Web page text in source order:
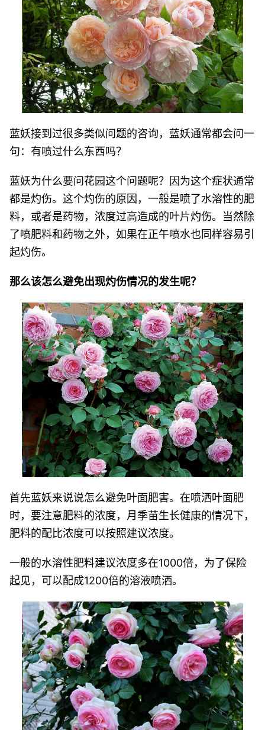
蓝妖接到过很多类似问题的咨询，蓝妖通常都会问一
句：有喷过什么东西吗？
蓝妖为什么要问花园这个问题呢？因为这个症状通常
都是灼伤。这个灼伤的原因，一般是喷了水溶性的肥
料，或者是药物，浓度过高造成的叶片灼伤。当然除
了喷肥料和药物之外，如果在正午喷水也同样容易引
起灼伤。
那么该怎么避免出现灼伤情况的发生呢？
首先蓝妖来说说怎么避免叶面肥害。在喷洒叶面肥
时，要注意肥料的浓度，月季苗生长健康的情况下，
肥料的配比浓度可以按照建议浓度。
一般的水溶性肥料建议浓度多在1000倍，为了保险
起见，可以配成1200倍的溶液喷洒。